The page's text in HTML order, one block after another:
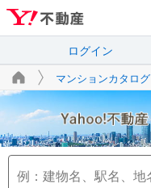
ログイン
マンションカタログ